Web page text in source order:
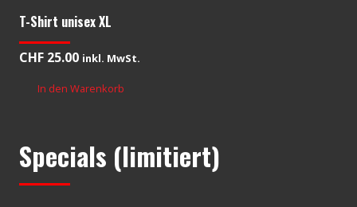
T-Shirt unisex XL
CHF 25.00 inkl. MwSt.
In den Warenkorb
Specials (limitiert)